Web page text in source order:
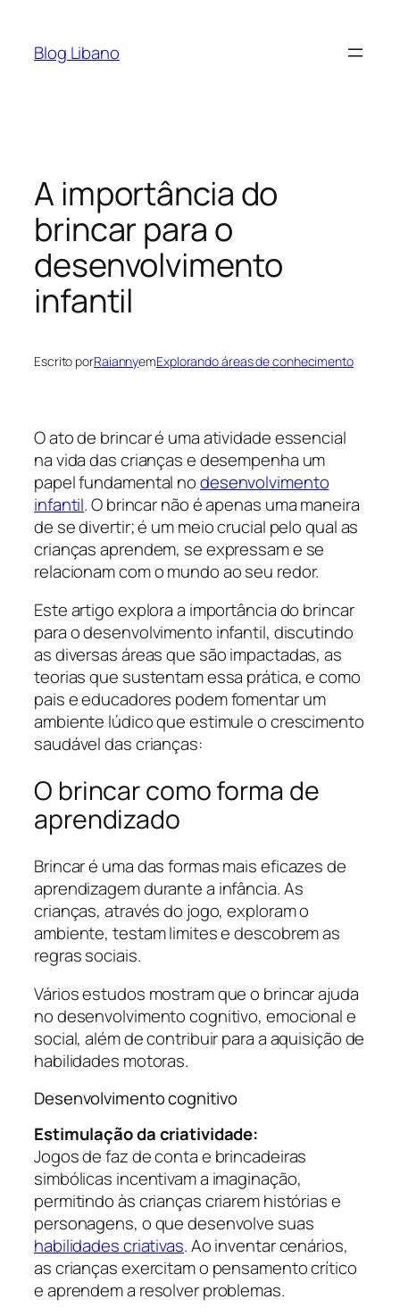
Blog Libano
A importância do
brincar para o
desenvolvimento
infantil
Escrito porRaiannyemExplorando áreas de conhecimento
O ato de brincar é uma atividade essencial
na vida das crianças e desempenha um
papel fundamental nodesenvolvimento
infantil. O brincar não é apenas uma maneira
de se divertir; é um meio crucial pelo qual as
crianças aprendem, se expressam e se
relacionam com o mundo ao seu redor.
Este artigo explora a importância do brincar
para o desenvolvimento infantil, discutindo
as diversas áreas que são impactadas, as
teorias que sustentam essa prática, e como
pais e educadores podem fomentar um
ambiente lúdico que estimule o crescimento
saudável das crianças:
O brincar como forma de
aprendizado
Brincar é uma das formas mais eficazes de
aprendizagem durante a infância. As
crianças, através do jogo, exploram o
ambiente, testam limites e descobrem as
regras sociais.
Vários estudos mostram que o brincar ajuda
no desenvolvimento cognitivo, emocional e
social, além de contribuir para a aquisição de
habilidades motoras.
Desenvolvimento cognitivo
Estimulação da criatividade:
Jogos de faz de conta e brincadeiras
simbólicas incentivam a imaginação,
permitindo às crianças criarem histórias e
personagens, o que desenvolve suas
habilidades criativas. Ao inventar cenários,
as crianças exercitam o pensamento crítico
e aprendem a resolver problemas.